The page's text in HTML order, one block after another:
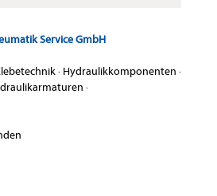
Service GmbH
· Hydraulikkomponenten ·
·